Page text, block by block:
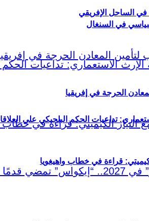
في الساحل الإفريقي
تداعيات الحكم البلجيكي على
في السنغال
الحرجة في إفريقيا
قراءة في خطاب واهيغويا